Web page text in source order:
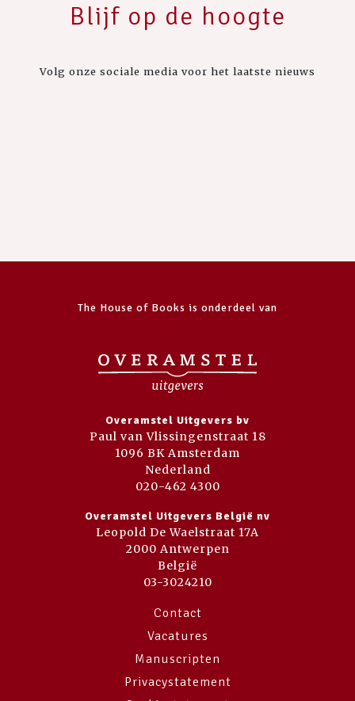
Blijf op de hoogte
Volg onze sociale media voor het laatste nieuws
The House of Books is onderdeel van
Overamstel Uitgevers bv
Paul van Vlissingenstraat 18
1096 BK Amsterdam
Nederland
020-462 4300
Overamstel Uitgevers België nv
Leopold De Waelstraat 17A
2000 Antwerpen
België
03-3024210
Contact
Vacatures
Manuscripten
Privacystatement